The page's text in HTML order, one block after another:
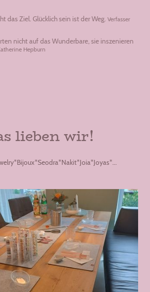
das Ziel. Glücklich sein ist der Weg. Verfasser
nicht auf das Wunderbare, sie inszenieren
Hepburn
lieben wir!